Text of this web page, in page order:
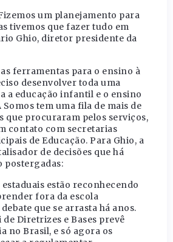
um planejamento para
tivemos que fazer tudo em
Ghio, diretor presidente da
ferramentas para o ensino à
desenvolver toda uma
a educação infantil e o ensino
tem uma fila de mais de
que procuraram pelos serviços,
contato com secretarias
de Educação. Para Ghio, a
de decisões que há
postergadas:
estão reconhecendo
fora da escola
que se arrasta há anos.
de Diretrizes e Bases prevê
no Brasil, e só agora os